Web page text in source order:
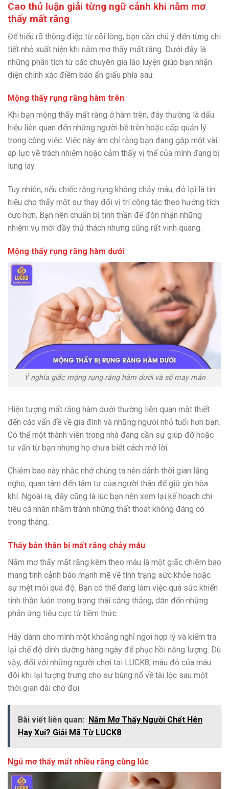
Cao thủ luận giải từng ngữ cảnh khi nằm mơ
thấy mất răng
Để hiểu rõ thông điệp từ cõi lòng, bạn cần chú ý đến từng chi
tiết nhỏ xuất hiện khi nằm mơ thấy mất răng. Dưới đây là
những phân tích từ các chuyên gia lão luyện giúp bạn nhận
diện chính xác điềm báo ẩn giấu phía sau:
Mộng thấy rụng răng hàm trên
Khi bạn mộng thấy mất răng ở hàm trên, đây thường là dấu
hiệu liên quan đến những người bề trên hoặc cấp quản lý
trong công việc. Việc này ám chỉ rằng bạn đang gặp một vài
áp lực về trách nhiệm hoặc cảm thấy vị thế của mình đang bị
lung lay.
Tuy nhiên, nếu chiếc răng rụng không chảy máu, đó lại là tín
hiệu cho thấy một sự thay đổi vị trí công tác theo hướng tích
cực hơn. Bạn nên chuẩn bị tinh thần để đón nhận những
nhiệm vụ mới đầy thử thách nhưng cũng rất vinh quang.
Mộng thấy rụng răng hàm dưới
Ý nghĩa giấc mộng rụng răng hàm dưới và số may mắn
Hiện tượng mất răng hàm dưới thường liên quan mật thiết
đến các vấn đề về gia đình và những người nhỏ tuổi hơn bạn.
Có thể một thành viên trong nhà đang cần sự giúp đỡ hoặc
tư vấn từ bạn nhưng họ chưa biết cách mở lời.
Chiêm bao này nhắc nhở chúng ta nên dành thời gian lắng
nghe, quan tâm đến tâm tư của người thân để giữ gìn hòa
khí. Ngoài ra, đây cũng là lúc bạn nên xem lại kế hoạch chi
tiêu cá nhân nhằm tránh những thất thoát không đáng có
trong tháng.
Thấy bản thân bị mất răng chảy máu
Nằm mơ thấy mất răng kèm theo máu là một giấc chiêm bao
mang tính cảnh báo mạnh mẽ về tình trạng sức khỏe hoặc
sự mệt mỏi quá độ. Bạn có thể đang làm việc quá sức khiến
tinh thần luôn trong trạng thái căng thẳng, dẫn đến những
phản ứng tiêu cực từ tiềm thức.
Hãy dành cho mình một khoảng nghỉ ngơi hợp lý và kiểm tra
lại chế độ dinh dưỡng hàng ngày để phục hồi năng lượng. Dù
vậy, đối với những người chơi tại LUCK8, màu đỏ của máu
đôi khi lại tượng trưng cho sự bùng nổ về tài lộc sau một
thời gian dài chờ đợi.
Bài viết liên quan: Nằm Mơ Thấy Người Chết Hên
Hay Xui? Giải Mã Từ LUCK8
Ngủ mơ thấy mất nhiều răng cùng lúc